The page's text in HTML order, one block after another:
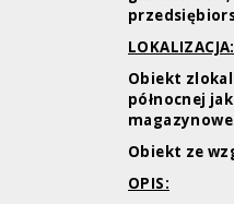
LOKALIZACJA:
Obiekt
północnej
Obiekt ze
OPIS: